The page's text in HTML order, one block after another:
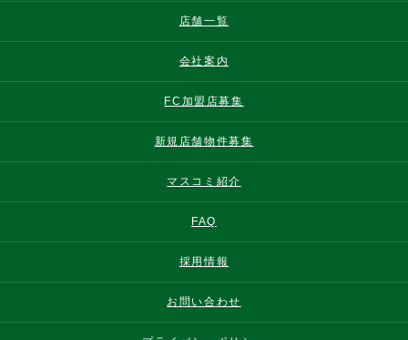
店舗一覧
会社案内
FC加盟店募集
新規店舗物件募集
マスコミ紹介
FAQ
採用情報
お問い合わせ